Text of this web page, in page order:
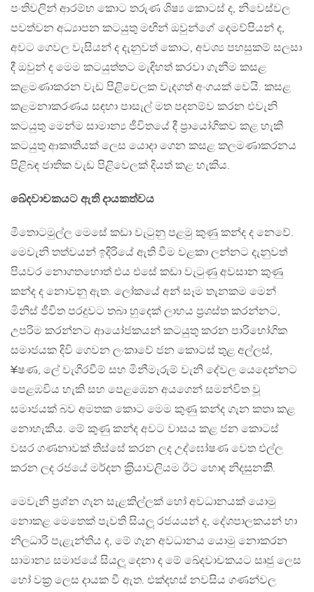
පංතිවලින් ආරම්භ කොට තරුණ ශිෂ්‍ය කොටස් ද, නිවෙස්වල
පවත්වන අධ්‍යාපන කටයුතු මඟින් ඔවුන්ගේ දෙමව්පියන් ද,
අවට ගෙවල වැසියන් ද දැනුවත් කොට, අවශ්‍ය පහසුකම් සලසා
දී ඔවුන් ද මෙම කටයුත්තට මැදිහත් කරවා ගැනීම කසළ
කළමණාකරන වැඩ පිළිවෙලක වැදගත් අංගයක් වෙයි. කසළ
කළමනාකරණය සඳහා පාසැල් මත පදනම්ව කරන එවැනි
කටයුතු මෙන්ම සාමාන්‍ය ජීවිතයේ දී ප‍්‍රායෝගිකව කළ හැකි
කටයුතු ආකෘතියක් ලෙස යොදා ගෙන කසළ කලමණාකරනය
පිළිබඳ ජාතික වැඩ පිළිවෙලක් දියත් කළ හැකිය.
ඛේදවාචකයට ඇති දායකත්වය
මීතොටමුල්ල මෙසේ කඩා වැටුනු පළමු කුණු කන්ද ද නෙවේ.
මෙවැනි තත්වයන් ඉදිරියේ ඇති වීම වළකා ලන්නට දැනුවත්
පියවර නොගතහොත් එය එසේ කඩා වැටුණු අවසාන කුණු
කන්ද ද නොවනු ඇත. ලෝකයේ අන් සෑම තැනකම මෙන්
මිනිස් ජීවිත පරදුවට තබා හුදෙක් ලාභය ප‍්‍රශස්ත කරන්නට,
උපරිම කරන්නට ආයෝජකයන් කටයුතු කරන පාරිභෝගික
සමාජයක දිවි ගෙවන ලංකාවේ ජන කොටස් තුළ අල්ලස්,
¥ෂණ, ලේ වැගිරවීම් සහ මිනීමැරුම් වැනි දේවල යෙදෙන්නට
පෙළඹවිය හැකි සහ පෙළඹෙන අයගෙන් සමන්විත වූ
සමාජයක් බව අමතක කොට මෙම කුණු කන්ද ගැන කතා කළ
නොහැකිය. මේ කුණු කන්ද අවට වාසය කළ ජන කොටස්
වසර ගණනාවක් තිස්සේ කරන ලද උද්ඝෝෂණ වෙත එල්ල
කරන ලද රජයේ මර්දන ක‍්‍රියාවලියම ඊට හොඳ නිදසුනකිි.
මෙවැනි ප‍්‍රශ්න ගැන සැළකිල්ලක් හෝ අවධානයක් යොමු
නොකළ මෙතෙක් පැවති සියලූ රජයයන් ද, දේශපාලකයන් හා
නිලධාරි පැළැන්තිය ද, මේ ගැන අවධානය යොමු නොකරන
සාමාන්‍ය සමාජයේ සියලූ දෙනා ද මේ ඛේදවාචකයට සෘජු ලෙස
හෝ වක‍්‍ර ලෙස දායක වී ඇත. එක්දහස් නවසිය ගණන්වල